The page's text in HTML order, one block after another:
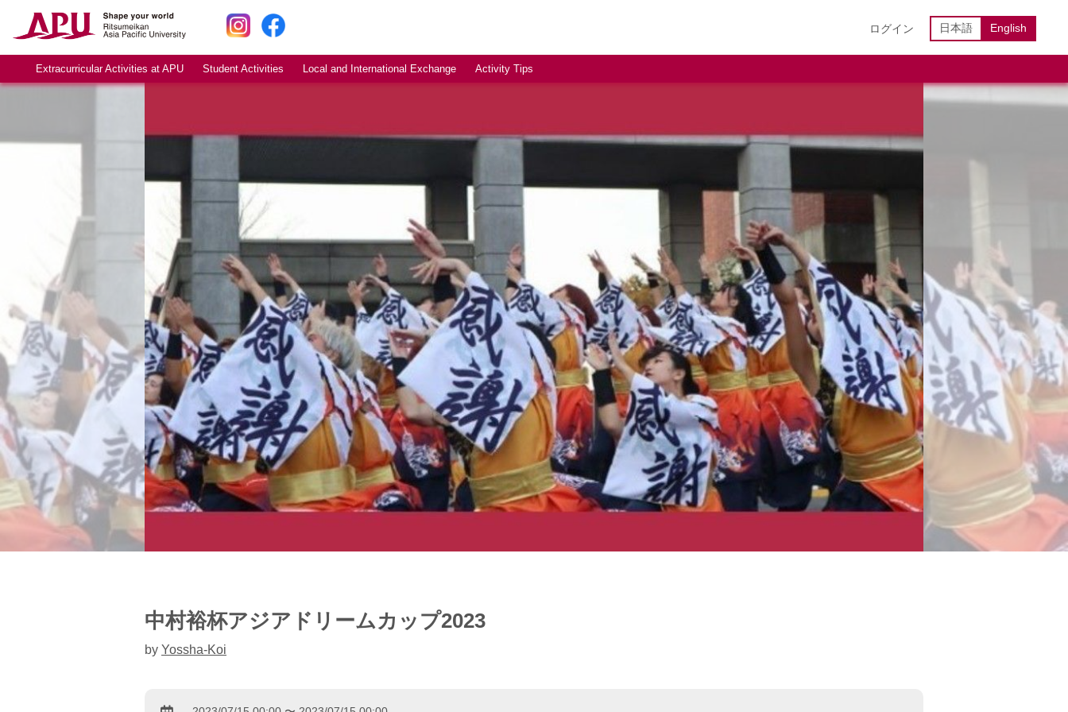
ログイン 日本語 English
Extracurricular Activities at APU Student Activities Local and International Exchange Activity Tips
中村裕杯アジアドリームカップ2023
by Yossha-Koi